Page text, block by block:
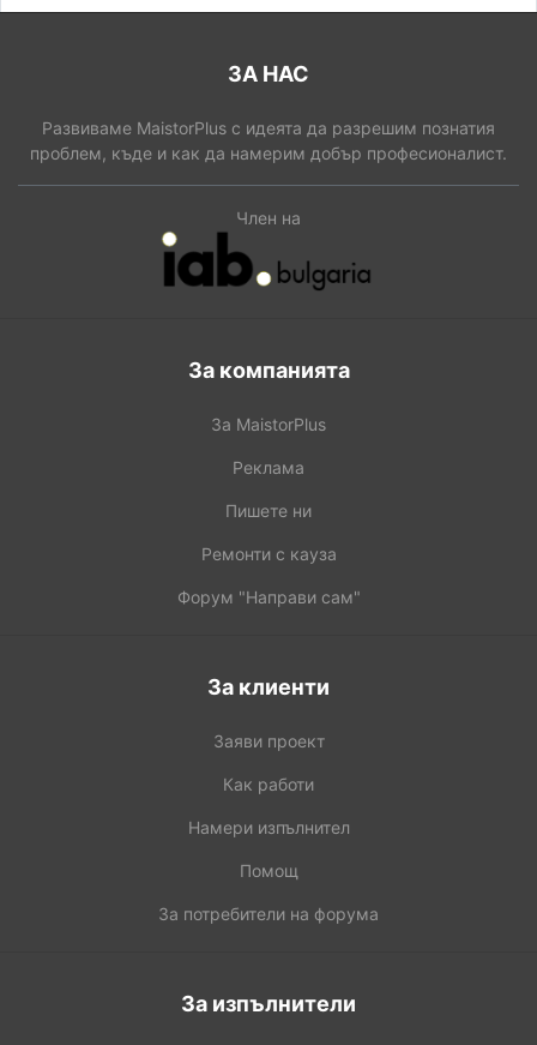
ЗА НАС
Развиваме MaistorPlus с идеята да разрешим познатия
проблем, къде и как да намерим добър професионалист.
Член на
За компанията
За MaistorPlus
Реклама
Пишете ни
Ремонти с кауза
Форум "Направи сам"
За клиенти
Заяви проект
Как работи
Намери изпълнител
Помощ
За потребители на форума
За изпълнители